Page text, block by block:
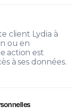
client Lydia à
ou en
action est
à ses données.